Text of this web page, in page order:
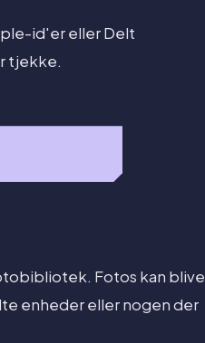
id'er eller Delt
tjekke.
Fotos kan blive
enheder eller nogen der